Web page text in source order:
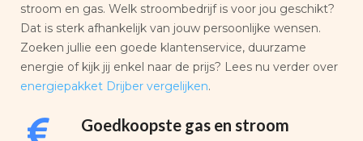
stroom en gas. Welk stroombedrijf is voor jou geschikt?
Dat is sterk afhankelijk van jouw persoonlijke wensen.
Zoeken jullie een goede klantenservice, duurzame
energie of kijk jij enkel naar de prijs? Lees nu verder over
energiepakket Drijber vergelijken.
Goedkoopste gas en stroom